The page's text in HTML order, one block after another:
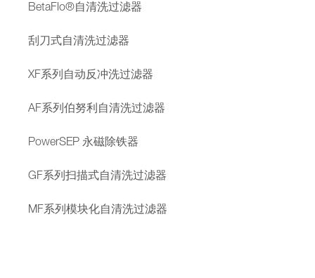
BetaFlo®自清洗过滤器
刮刀式自清洗过滤器
XF系列自动反冲洗过滤器
AF系列伯努利自清洗过滤器
PowerSEP 永磁除铁器
GF系列扫描式自清洗过滤器
MF系列模块化自清洗过滤器